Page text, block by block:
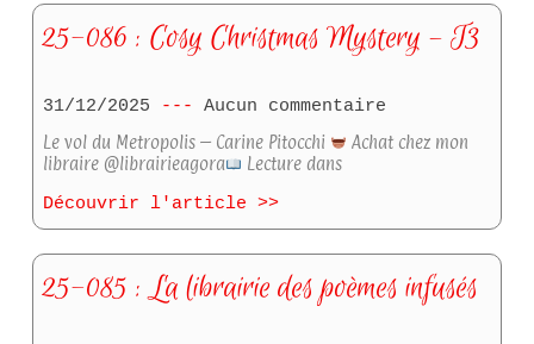
25-086 : Cosy Christmas Mystery – T3
31/12/2025
Aucun commentaire
Le vol du Metropolis – Carine Pitocchi
Achat chez mon
libraire @librairieagora
Lecture dans
Découvrir l'article >>
25-085 : La librairie des poèmes infusés